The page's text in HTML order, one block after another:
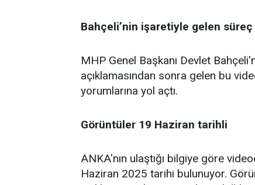
Bahçeli’nin işaretiyle gelen süreç
MHP Genel Başkanı Devlet
açıklamasından sonra gelen bu
yorumlarına yol açtı.
Görüntüler 19 Haziran tarihli
ANKA'nın ulaştığı bilgiye göre
Haziran 2025 tarihi bulunuyor.